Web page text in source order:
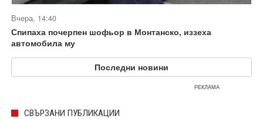
Вчера, 14:40
Спипаха почерпен шофьор в Монтанско, иззеха
автомобила му
Последни новини
РЕКЛАМА
СВЪРЗАНИ ПУБЛИКАЦИИ